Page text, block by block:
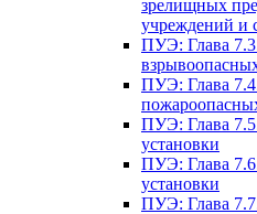
зрелищных
учреждений и
ПУЭ: Глава
ПУЭ: Глава
ПУЭ: Глава
установки
ПУЭ: Глава
установки
ПУЭ: Глава